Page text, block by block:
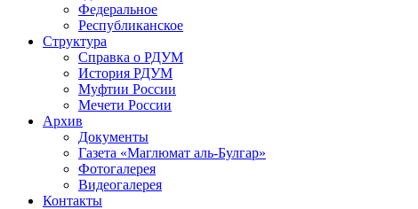
Федеральное
Республиканское
Структура
Справка о РДУМ
История РДУМ
Муфтии России
Мечети России
Архив
Документы
Газета «Маглюмат аль-Булгар»
Фотогалерея
Видеогалерея
Контакты